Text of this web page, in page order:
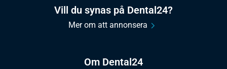
Om Dental24
Vill du synas på Dental24?
Mer om att annonsera